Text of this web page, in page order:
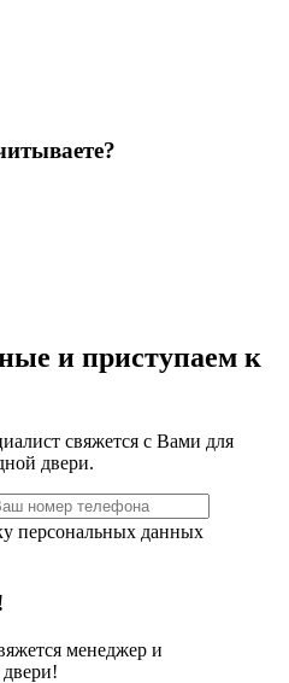
и приступаем к
свяжется с Вами для
двери.
персональных данных
менеджер и